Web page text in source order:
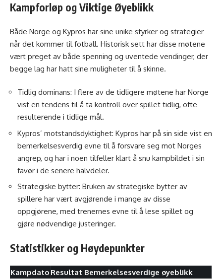
Kampforløp og Viktige Øyeblikk
Både Norge og Kypros har sine unike styrker og strategier
når det kommer til fotball. Historisk sett har disse møtene
vært preget av både spenning og uventede vendinger, der
begge lag har hatt sine muligheter til å skinne.
Tidlig dominans: I flere av de tidligere møtene har Norge
vist en tendens til å ta kontroll over spillet tidlig, ofte
resulterende i tidlige mål.
Kypros’ motstandsdyktighet: Kypros har på sin side vist en
bemerkelsesverdig evne til å forsvare seg mot Norges
angrep, og har i noen tilfeller klart å snu kampbildet i sin
favør i de senere halvdeler.
Strategiske bytter: Bruken av strategiske bytter av
spillere har vært avgjørende i mange av disse
oppgjørene, med trenernes evne til å lese spillet og
gjøre nødvendige justeringer.
Statistikker og Høydepunkter
Kampdato Resultat Bemerkelsesverdige øyeblikk